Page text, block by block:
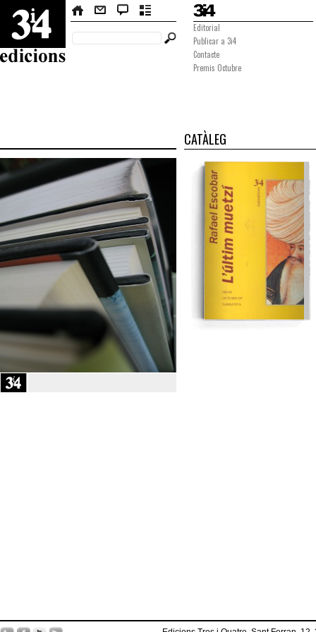
Editorial
Publicar a 3i4
Contacte
Premis Octubre
CATÀLEG